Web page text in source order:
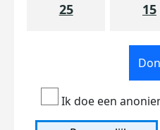
25 15
Ik doe een